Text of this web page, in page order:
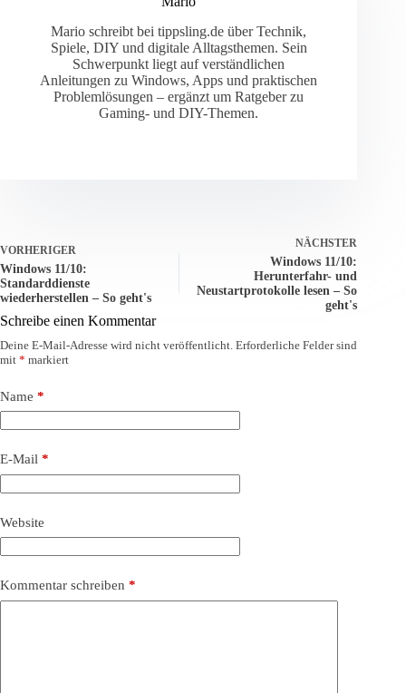
Mario schreibt bei tippsling.de über Technik,
Spiele, DIY und digitale Alltagsthemen. Sein
Schwerpunkt liegt auf verständlichen
Anleitungen zu Windows, Apps und praktischen
Problemlösungen – ergänzt um Ratgeber zu
Gaming- und DIY-Themen.
VORHERIGER
Windows 11/10:
Standarddienste
wiederherstellen – So geht's
NÄCHSTER
Windows 11/10:
Herunterfahr- und
Neustartprotokolle lesen – So
geht's
Schreibe einen Kommentar
Deine E-Mail-Adresse wird nicht veröffentlicht. Erforderliche Felder sind
mit * markiert
Name *
E-Mail *
Website
Kommentar schreiben *